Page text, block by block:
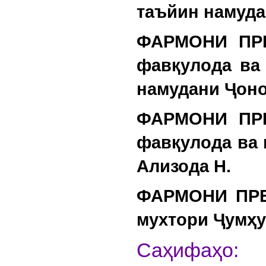
таъйин
ФАРМОНИ
фавқулода
намудани
ФАРМОНИ
фавқулода ва
Ализода Н.
ФАРМОНИ
мухтори